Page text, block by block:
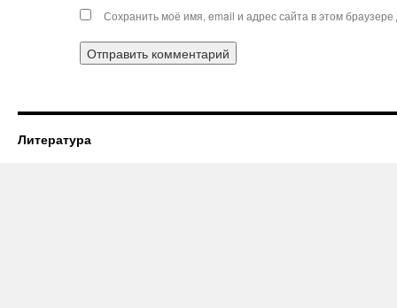
Сохранить моё имя, email и адрес сайта в этом
Литература